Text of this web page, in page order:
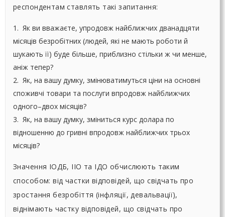
респондентам ставлять такі запитання:
1. Як ви вважаєте, упродовж найближчих дванадцяти
місяців безробітних (людей, які не мають роботи й
шукають її) буде більше, приблизно стільки ж чи менше,
аніж тепер?
2. Як, на вашу думку, змінюватимуться ціни на основні
споживчі товари та послуги впродовж найближчих
одного–двох місяців?
3. Як, на вашу думку, зміниться курс долара по
відношенню до гривні впродовж найближчих трьох
місяців?
Значення ІОДБ, ІІО та ІДО обчислюють таким
способом: від частки відповідей, що свідчать про
зростання безробіття (інфляції, девальвації),
віднімають частку відповідей, що свідчать про